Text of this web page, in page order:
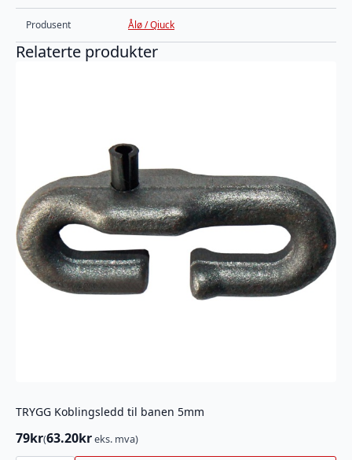
Produsent Ålø / Qiuck
Relaterte produkter
TRYGG Koblingsledd til banen 5mm
79kr(63.20kreks. mva)